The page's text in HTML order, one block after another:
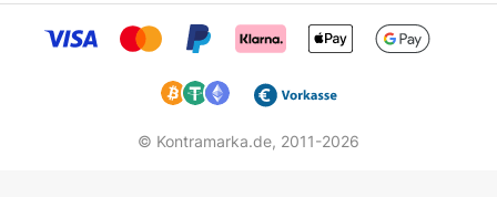
© Kontramarka.de, 2011-2026